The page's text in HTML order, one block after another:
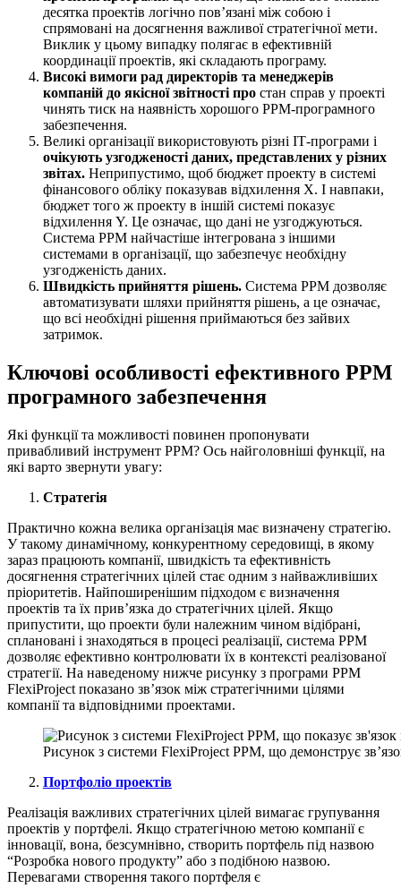
десятка проектів логічно пов’язані між собою і
спрямовані на досягнення важливої стратегічної мети.
Виклик у цьому випадку полягає в ефективній
координації проектів, які складають програму.
Високі вимоги рад директорів та менеджерів
компаній до якісної звітності про стан справ у проекті
чинять тиск на наявність хорошого PPM-програмного
забезпечення.
Великі організації використовують різні ІТ-програми і
очікують узгодженості даних, представлених у різних
звітах. Неприпустимо, щоб бюджет проекту в системі
фінансового обліку показував відхилення X. І навпаки,
бюджет того ж проекту в іншій системі показує
відхилення Y. Це означає, що дані не узгоджуються.
Система PPM найчастіше інтегрована з іншими
системами в організації, що забезпечує необхідну
узгодженість даних.
Швидкість прийняття рішень. Система PPM дозволяє
автоматизувати шляхи прийняття рішень, а це означає,
що всі необхідні рішення приймаються без зайвих
затримок.
Ключові особливості ефективного PPM
програмного забезпечення
Які функції та можливості повинен пропонувати
привабливий інструмент PPM? Ось найголовніші функції, на
які варто звернути увагу:
Стратегія
Практично кожна велика організація має визначену стратегію.
У такому динамічному, конкурентному середовищі, в якому
зараз працюють компанії, швидкість та ефективність
досягнення стратегічних цілей стає одним з найважливіших
пріоритетів. Найпоширенішим підходом є визначення
проектів та їх прив’язка до стратегічних цілей. Якщо
припустити, що проекти були належним чином відібрані,
сплановані і знаходяться в процесі реалізації, система PPM
дозволяє ефективно контролювати їх в контексті реалізованої
стратегії. На наведеному нижче рисунку з програми PPM
FlexiProject показано зв’язок між стратегічними цілями
компанії та відповідними проектами.
Рисунок з системи FlexiProject PPM, що демонструє
Портфоліо проектів
Реалізація важливих стратегічних цілей вимагає групування
проектів у портфелі. Якщо стратегічною метою компанії є
інновації, вона, безсумнівно, створить портфель під назвою
“Розробка нового продукту” або з подібною назвою.
Перевагами створення такого портфеля є